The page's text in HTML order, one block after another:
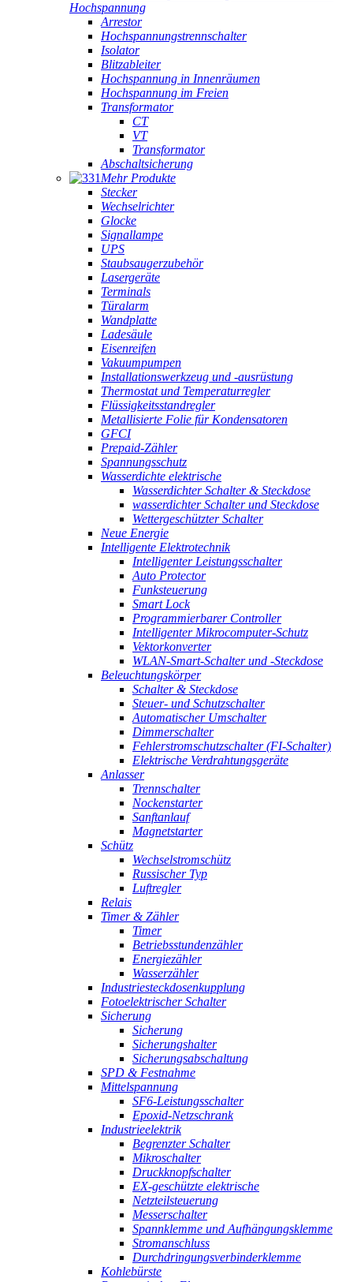
Hochspannung
Arrestor
Hochspannungstrennschalter
Isolator
Blitzableiter
Hochspannung in Innenräumen
Hochspannung im Freien
Transformator
CT
VT
Transformator
Abschaltsicherung
Mehr Produkte
Stecker
Wechselrichter
Glocke
Signallampe
UPS
Staubsaugerzubehör
Lasergeräte
Terminals
Türalarm
Wandplatte
Ladesäule
Eisenreifen
Vakuumpumpen
Installationswerkzeug und -ausrüstung
Thermostat und Temperaturregler
Flüssigkeitsstandregler
Metallisierte Folie für Kondensatoren
GFCI
Prepaid-Zähler
Spannungsschutz
Wasserdichte elektrische
Wasserdichter Schalter & Steckdose
wasserdichter Schalter und Steckdose
Wettergeschützter Schalter
Neue Energie
Intelligente Elektrotechnik
Intelligenter Leistungsschalter
Auto Protector
Funksteuerung
Smart Lock
Programmierbarer Controller
Intelligenter Mikrocomputer-Schutz
Vektorkonverter
WLAN-Smart-Schalter und -Steckdose
Beleuchtungskörper
Schalter & Steckdose
Steuer- und Schutzschalter
Automatischer Umschalter
Dimmerschalter
Fehlerstromschutzschalter (FI-Schalter)
Elektrische Verdrahtungsgeräte
Anlasser
Trennschalter
Nockenstarter
Sanftanlauf
Magnetstarter
Schütz
Wechselstromschütz
Russischer Typ
Luftregler
Relais
Timer & Zähler
Timer
Betriebsstundenzähler
Energiezähler
Wasserzähler
Industriesteckdosenkupplung
Fotoelektrischer Schalter
Sicherung
Sicherung
Sicherungshalter
Sicherungsabschaltung
SPD & Festnahme
Mittelspannung
SF6-Leistungsschalter
Epoxid-Netzschrank
Industrieelektrik
Begrenzter Schalter
Mikroschalter
Druckknopfschalter
EX-geschützte elektrische
Netzteilsteuerung
Messerschalter
Spannklemme und Aufhängungsklemme
Stromanschluss
Durchdringungsverbinderklemme
Kohlebürste